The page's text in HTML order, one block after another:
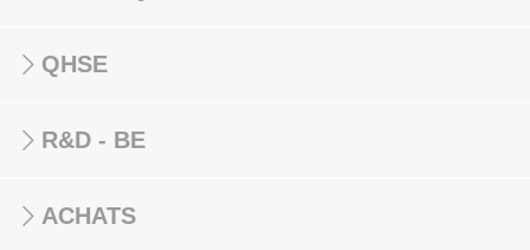
QHSE
R&D - BE
ACHATS